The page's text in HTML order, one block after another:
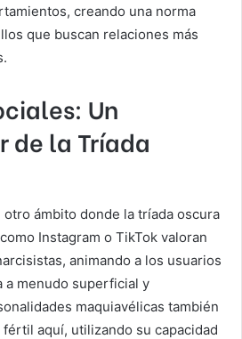
creando una norma
que buscan relaciones más
Un
de la Tríada
ámbito donde la tríada oscura
Instagram o TikTok valoran
animando a los usuarios
a menudo superficial y
maquiavélicas también
aquí, utilizando su capacidad